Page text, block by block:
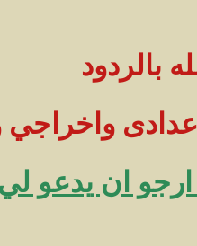
بالردود
واخراجي
ان يدعو لي